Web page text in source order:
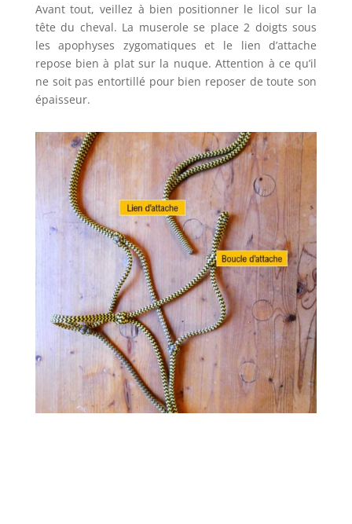
Avant tout, veillez à bien positionner le licol sur la
tête du cheval. La muserole se place 2 doigts sous
les apophyses zygomatiques et le lien d’attache
repose bien à plat sur la nuque. Attention à ce qu’il
ne soit pas entortillé pour bien reposer de toute son
épaisseur.